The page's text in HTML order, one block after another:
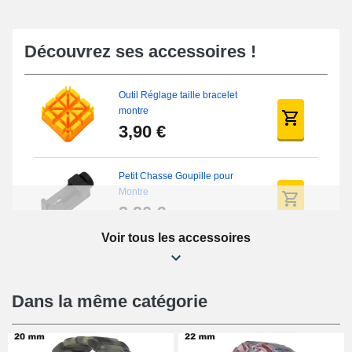
Découvrez ses accessoires !
Outil Réglage taille bracelet
montre
3,90 €
Petit Chasse Goupille pour
Montre
3,90 €
Chasses Goupille Long Montre
19,08 €
Chasse-Goupille Montre
Voir tous les accessoires
Dans la même catégorie